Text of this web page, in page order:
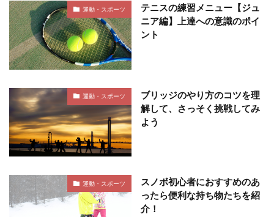
運動・スポーツ
テニスの練習メニュー【ジュ
ニア編】上達への意識のポイ
ント
運動・スポーツ
ブリッジのやり方のコツを理
解して、さっそく挑戦してみ
よう
運動・スポーツ
スノボ初心者におすすめのあ
ったら便利な持ち物たちを紹
介！